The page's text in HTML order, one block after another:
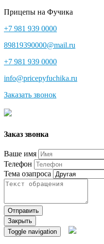
Прицепы на Фучика
+7 981 939 0000
89819390000@mail.ru
+7 981 939 0000
info@pricepyfuchika.ru
Заказать звонок
Заказ звонка
Ваше имя
Телефон
Тема озапроса
Отправить
Закрыть
Toggle navigation